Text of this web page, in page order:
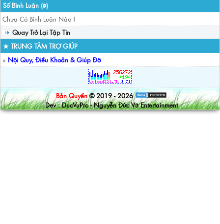
Số Bình Luận (0)
Chưa Có Bình Luận Nào !
Quay Trở Lại Tập Tin
★ TRUNG TÂM TRỢ GIÚP
» Nội Quy, Điều Khoản & Giúp Đỡ
Bản Quyền © 2019 - 2026
Dev : DucVuPro - Nguyễn Đức Vũ Entertainment